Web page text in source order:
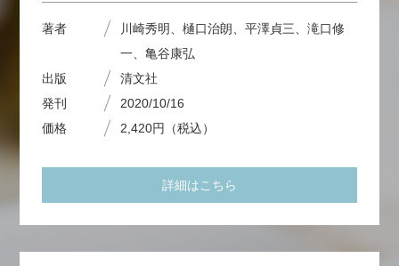
著者
川崎秀明、樋口治朗、平澤貞三、滝口修
一、亀谷康弘
出版
清文社
発刊
2020/10/16
価格
2,420円（税込）
詳細はこちら